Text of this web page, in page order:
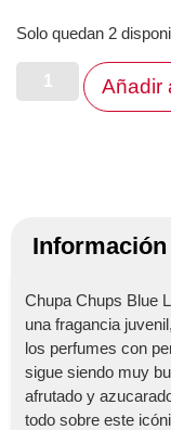
Solo quedan 2
Añadir
Chupa Chups Blue
una fragancia
los perfumes con
sigue siendo muy
afrutado y
todo sobre este